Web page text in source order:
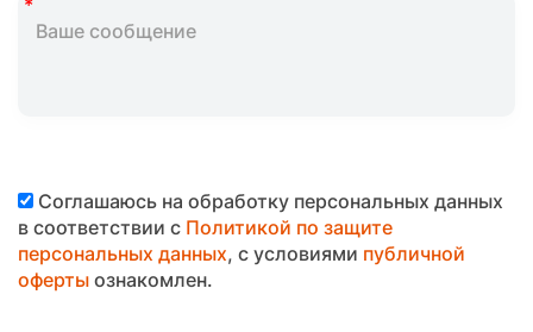
Соглашаюсь на обработку персональных данных
в соответствии с Политикой по защите
персональных данных, с условиями публичной
офертыознакомлен.